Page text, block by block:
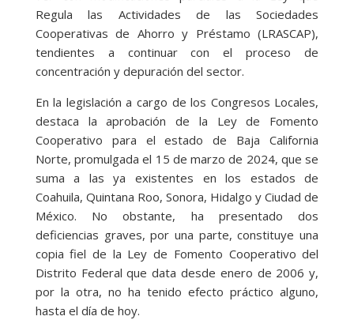
Regula las Actividades de las Sociedades
Cooperativas de Ahorro y Préstamo (LRASCAP),
tendientes a continuar con el proceso de
concentración y depuración del sector.
En la legislación a cargo de los Congresos Locales,
destaca la aprobación de la Ley de Fomento
Cooperativo para el estado de Baja California
Norte, promulgada el 15 de marzo de 2024, que se
suma a las ya existentes en los estados de
Coahuila, Quintana Roo, Sonora, Hidalgo y Ciudad de
México. No obstante, ha presentado dos
deficiencias graves, por una parte, constituye una
copia fiel de la Ley de Fomento Cooperativo del
Distrito Federal que data desde enero de 2006 y,
por la otra, no ha tenido efecto práctico alguno,
hasta el día de hoy.